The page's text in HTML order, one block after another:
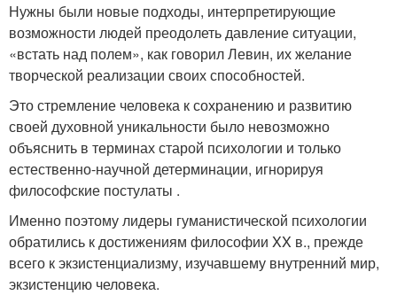
Нужны были новые подходы, интерпретирующие
возможности людей преодолеть давление ситуации,
«встать над полем», как говорил Левин, их желание
творческой реализации своих способностей.
Это стремление человека к сохранению и развитию
своей духовной уникальности было невозможно
объяснить в терминах старой психологии и только
естественно-научной детерминации, игнорируя
философские постулаты .
Именно поэтому лидеры гуманистической психологии
обратились к достижениям философии XX в., прежде
всего к экзистенциализму, изучавшему внутренний мир,
экзистенцию человека.